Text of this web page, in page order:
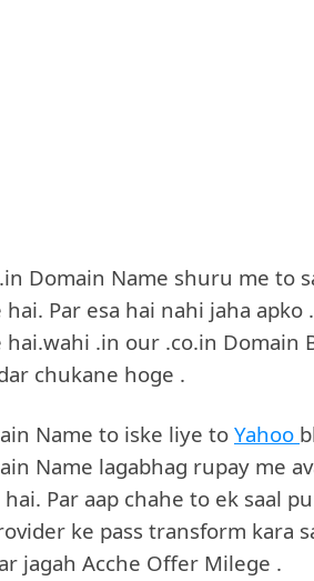
Domain Name shuru me to
Par esa hai nahi jaha
hai.wahi .in our .co.in Domain
chukane hoge .
Name to iske liye to Yahoo
Name lagabhag rupay me
Par aap chahe to ek saal
ke pass transform kara
jagah Acche Offer Milege .